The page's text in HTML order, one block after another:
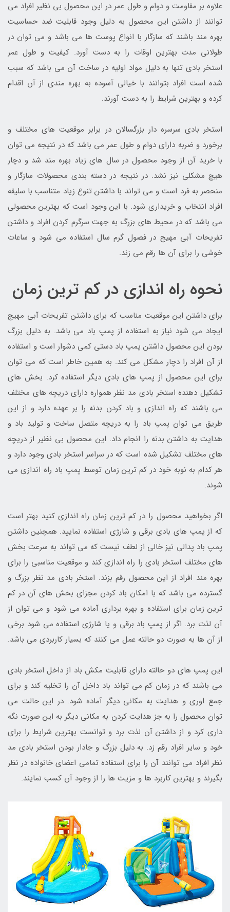
علاوه بر مقاومت و دوام و طول عمر در این محصول بی نظیر افراد می
توانند از داشتن این محصول به دلیل وجود قابلیت ضد حساسیت
بهره مند باشند که سازگار با انواع پوست ها می باشد و می توان در
طولانی مدت بهترین اوقات را به دست آورد. کیفیت و طول عمر
استخر بادی تنها به دلیل مواد اولیه در ساخت آن می باشد که سبب
شده است افراد بتوانند با خیالی آسوده به بهره مندی از آن اقدام
کرده و بهترین شرایط را به دست آورند.
استخر بادی سرسره دار بزرگسالان در برابر موقعیت های مختلف و
برخورد و ضربه دارای دوام و طول عمر می باشد که در نتیجه می توان
با خرید آن از وجود محصول در سال های زیاد بهره مند شد و دچار
هیچ مشکلی نیز نشد. در نتیجه در دسته بندی محصولات سازگار و
منحصر به فرد است و می تواند با داشتن تنوع زیاد متناسب با سلیقه
افراد انتخاب و خریداری شود. با این وجود است که بهترین محصولی
می باشد که در محیط های بزرگ به جهت سرگرم کردن افراد و داشتن
تفریحات آبی مهیج در فصول گرم سال استفاده می شود و ساعات
خوشی را برای آن ها رقم می زند.
نحوه راه اندازی در کم ترین زمان
برای داشتن این موقعیت مناسب که برای داشتن تفریحات آبی مهیج
ایجاد می شود نیاز به استفاده از پمپ باد می باشد. به دلیل بزرگ
بودن این محصول داشتن پمپ باد دستی کمی دشوار است و استفاده
از آن افراد را دچار مشکل می کند. به همین خاطر است که می توان
برای این محصول از پمپ های بادی دیگر استفاده کرد. بخش های
تشکیل دهنده استخر بادی مد نظر همواره دارای دریچه های مختلف
می باشند که راه اندازی و باد کردن بدنه را بر عهده دارد و از این
طریق می توان پمپ باد را به دریچه متصل ساخت و تولید باد و
هدایت به داشتن بدنه را انجام داد. این محصول بی نظیر از دریچه
های مختلف تشکیل شده است که در سراسر استخر بادی وجود دارد و
هر کدام به نوبه خود در کم ترین زمان توسط پمپ باد راه اندازی می
شوند.
اگر بخواهید محصول را در کم ترین زمان راه اندازی کنید بهتر است
که از پمپ های بادی برقی و شارژی استفاده نمایید. همچنین داشتن
پمپ باد پدالی نیز خالی از لطف نیست که می تواند به سرعت بخش
های مختلف استخر بادی را راه اندازی کند و موقعیت مناسبی را برای
بهره مند افراد از این محصول رقم بزند. استخر بادی مد نظر بزرگ و
گسترده می باشد که با امکان باد کردن مجزای بخش های آن در کم
ترین زمان برای استفاده و بهره برداری آماده می شود و می توان از
آن لذت برد. اگر از پمپ باد برقی و یا شارژی استفاده می شود برخی
از آن ها به صورت دو حالته عمل می کنند که بسیار کاربردی می باشد.
این پمپ های دو حالته دارای قابلیت مکش باد از داخل استخر بادی
می باشند که در زمان کم می تواند باد داخل آن را تخلیه کند و برای
جمع اوری و هدایت به مکانی دیگر آماده شود. در این حالت می
توان محصول را به جز هدایت کردن به مکانی دیگر به این صورت نگه
داری کرد و از داشتن آن لذت برد و توانست بهترین شرایط را برای
خود و سایر افراد رقم زد. به دلیل بزرگ و جادار بودن استخر بادی مد
نظر افراد می توانند آن را برای استفاده تمامی اعضای خانواده در نظر
بگیرند و بهترین کاربرد ها و مزیت ها را از وجود آن کسب نمایند.